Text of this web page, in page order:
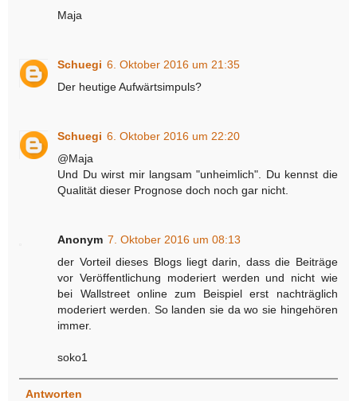
Maja
Schuegi 6. Oktober 2016 um 21:35
Der heutige Aufwärtsimpuls?
Schuegi 6. Oktober 2016 um 22:20
@Maja
Und Du wirst mir langsam "unheimlich". Du kennst die
Qualität dieser Prognose doch noch gar nicht.
Anonym 7. Oktober 2016 um 08:13
der Vorteil dieses Blogs liegt darin, dass die Beiträge
vor Veröffentlichung moderiert werden und nicht wie
bei Wallstreet online zum Beispiel erst nachträglich
moderiert werden. So landen sie da wo sie hingehören
immer.
soko1
Antworten